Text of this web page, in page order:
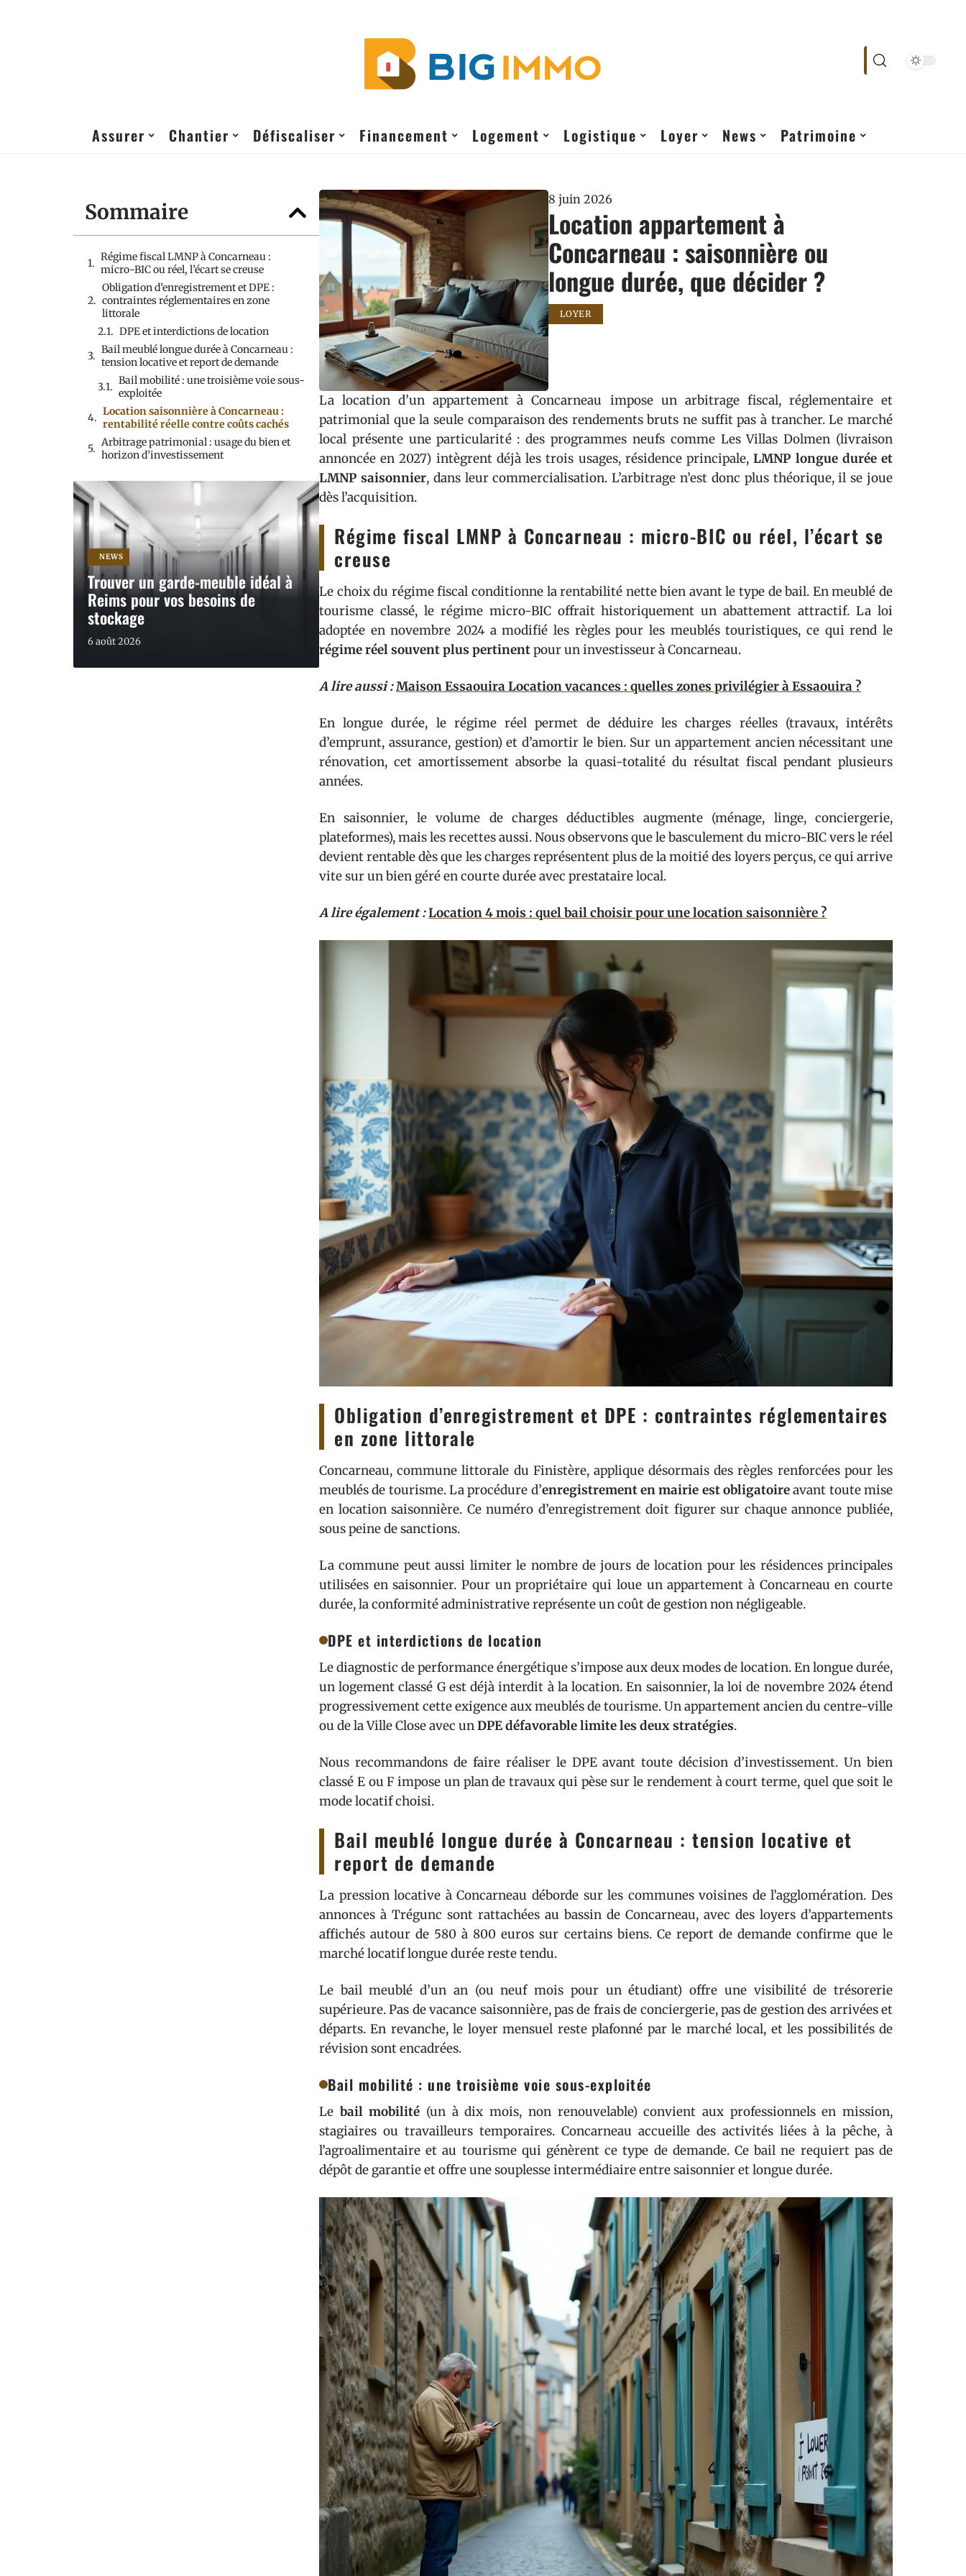
Assurer Chantier Défiscaliser Financement Logement Logistique Loyer News Patrimoine
Sommaire
Régime fiscal LMNP à Concarneau :
micro-BIC ou réel, l’écart se creuse
Obligation d’enregistrement et DPE :
contraintes réglementaires en zone
littorale
DPE et interdictions de location
Bail meublé longue durée à Concarneau :
tension locative et report de demande
Bail mobilité : une troisième voie sous-
exploitée
Location saisonnière à Concarneau :
rentabilité réelle contre coûts cachés
Arbitrage patrimonial : usage du bien et
horizon d’investissement
NEWS
Trouver un garde-meuble idéal à
Reims pour vos besoins de
stockage
6 août 2026
8 juin 2026
Location appartement à
Concarneau : saisonnière ou
longue durée, que décider ?
LOYER
La location d’un appartement à Concarneau impose un arbitrage fiscal, réglementaire et
patrimonial que la seule comparaison des rendements bruts ne suffit pas à trancher. Le marché
local présente une particularité : des programmes neufs comme Les Villas Dolmen (livraison
annoncée en 2027) intègrent déjà les trois usages, résidence principale,LMNP longue durée et
LMNP saisonnier, dans leur commercialisation. L’arbitrage n’est donc plus théorique, il se joue
dès l’acquisition.
Régime fiscal LMNP à Concarneau : micro-BIC ou réel, l’écart se
creuse
Le choix du régime fiscal conditionne la rentabilité nette bien avant le type de bail. En meublé de
tourisme classé, le régime micro-BIC offrait historiquement un abattement attractif. La loi
adoptée en novembre 2024 a modifié les règles pour les meublés touristiques, ce qui rend le
régime réel souvent plus pertinentpour un investisseur à Concarneau.
A lire aussi :Maison Essaouira Location vacances : quelles zones privilégier à Essaouira ?
En longue durée, le régime réel permet de déduire les charges réelles (travaux, intérêts
d’emprunt, assurance, gestion) et d’amortir le bien. Sur un appartement ancien nécessitant une
rénovation, cet amortissement absorbe la quasi-totalité du résultat fiscal pendant plusieurs
années.
En saisonnier, le volume de charges déductibles augmente (ménage, linge, conciergerie,
plateformes), mais les recettes aussi. Nous observons que le basculement du micro-BIC vers le réel
devient rentable dès que les charges représentent plus de la moitié des loyers perçus, ce qui arrive
vite sur un bien géré en courte durée avec prestataire local.
A lire également :Location 4 mois : quel bail choisir pour une location saisonnière ?
Obligation d’enregistrement et DPE : contraintes réglementaires
en zone littorale
Concarneau, commune littorale du Finistère, applique désormais des règles renforcées pour les
meublés de tourisme. La procédure d’enregistrement en mairie est obligatoireavant toute mise
en location saisonnière. Ce numéro d’enregistrement doit figurer sur chaque annonce publiée,
sous peine de sanctions.
La commune peut aussi limiter le nombre de jours de location pour les résidences principales
utilisées en saisonnier. Pour un propriétaire qui loue un appartement à Concarneau en courte
durée, la conformité administrative représente un coût de gestion non négligeable.
DPE et interdictions de location
Le diagnostic de performance énergétique s’impose aux deux modes de location. En longue durée,
un logement classé G est déjà interdit à la location. En saisonnier, la loi de novembre 2024 étend
progressivement cette exigence aux meublés de tourisme. Un appartement ancien du centre-ville
ou de la Ville Close avec unDPE défavorable limite les deux stratégies.
Nous recommandons de faire réaliser le DPE avant toute décision d’investissement. Un bien
classé E ou F impose un plan de travaux qui pèse sur le rendement à court terme, quel que soit le
mode locatif choisi.
Bail meublé longue durée à Concarneau : tension locative et
report de demande
La pression locative à Concarneau déborde sur les communes voisines de l’agglomération. Des
annonces à Trégunc sont rattachées au bassin de Concarneau, avec des loyers d’appartements
affichés autour de 580 à 800 euros sur certains biens. Ce report de demande confirme que le
marché locatif longue durée reste tendu.
Le bail meublé d’un an (ou neuf mois pour un étudiant) offre une visibilité de trésorerie
supérieure. Pas de vacance saisonnière, pas de frais de conciergerie, pas de gestion des arrivées et
départs. En revanche, le loyer mensuel reste plafonné par le marché local, et les possibilités de
révision sont encadrées.
Bail mobilité : une troisième voie sous-exploitée
Le bail mobilité (un à dix mois, non renouvelable) convient aux professionnels en mission,
stagiaires ou travailleurs temporaires. Concarneau accueille des activités liées à la pêche, à
l’agroalimentaire et au tourisme qui génèrent ce type de demande. Ce bail ne requiert pas de
dépôt de garantie et offre une souplesse intermédiaire entre saisonnier et longue durée.